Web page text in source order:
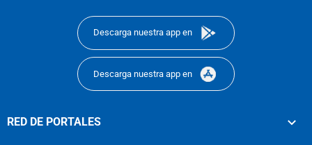
Descarga nuestra app en
Descarga nuestra app en
RED DE PORTALES